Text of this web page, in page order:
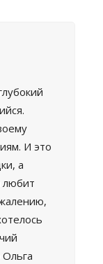
И это
а
любит